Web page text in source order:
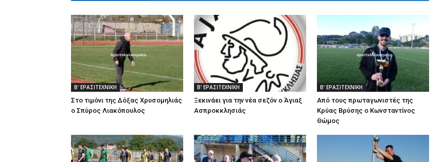
Β' ΕΡΑΣΙΤΕΧΝΙΚΗ
Στο τιμόνι της Δόξας Χρυσομηλιάς
ο Σπύρος Λιακόπουλος
Β' ΕΡΑΣΙΤΕΧΝΙΚΗ
Ξεκινάει για την νέα σεζόν ο Άγιαξ
Ασπροκκλησιάς
Β' ΕΡΑΣΙΤΕΧΝΙΚΗ
Από τους πρωταγωνιστές της
Κρύας Βρύσης ο Κωνσταντίνος
Θώμος